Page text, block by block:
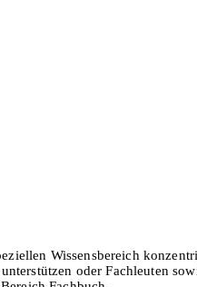
Wissensbereich
oder Fachleuten